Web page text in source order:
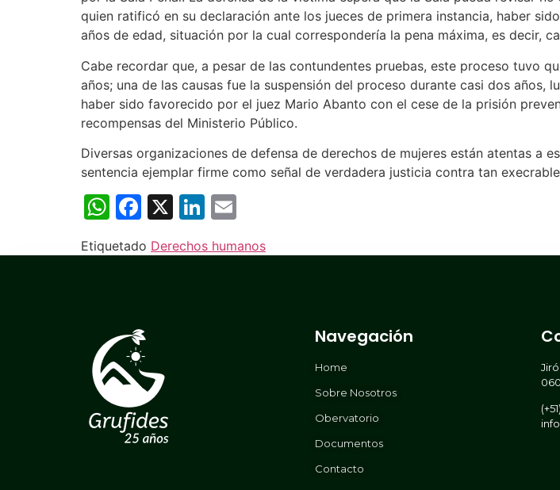
quien ratificó en su declaración ante los jueces de primera instancia, haber
años de edad, situación por la cual correspondería la pena máxima, es decir,
Cabe recordar que, a pesar de las contundentes pruebas, este proceso tuvo
años; una de las causas fue la suspensión del proceso durante casi dos
haber sido favorecido por el juez Mario Abanto con el cese de la prisión
recompensas del Ministerio Público.
Diversas organizaciones de defensa de derechos de mujeres están atentas a
sentencia ejemplar firme como señal de verdadera justicia contra tan
WhatsApp
Facebook
X LinkedIn
Etiquetado Derechos humanos
Navegación
Home
Sobre Nosotros
Obervatorio
Documentos
Contacto